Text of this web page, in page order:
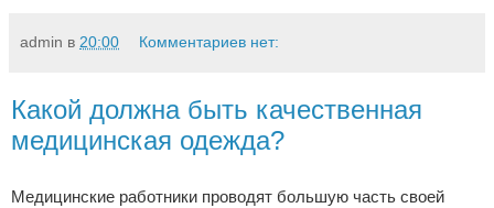
admin в 20:00 Комментариев нет:
Какой должна быть качественная
медицинская одежда?
Медицинские работники проводят большую часть своей